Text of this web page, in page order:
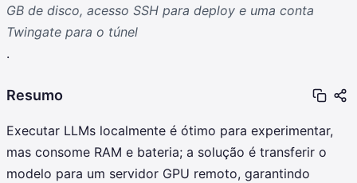
GB de disco, acesso SSH para deploy e uma conta
Twingate para o túnel
.
Resumo
Executar LLMs localmente é ótimo para experimentar,
mas consome RAM e bateria; a solução é transferir o
modelo para um servidor GPU remoto, garantindo